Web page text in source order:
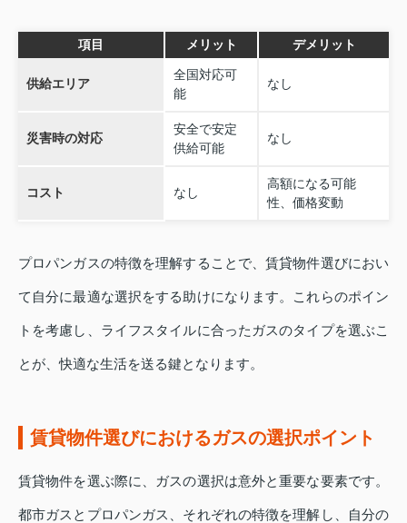
項目 メリット デメリット
供給エリア
全国対応可
能
なし
災害時の対応
安全で安定
供給可能
なし
コスト なし
高額になる可能
性、価格変動
プロパンガスの特徴を理解することで、賃貸物件選びにおい
て自分に最適な選択をする助けになります。これらのポイン
トを考慮し、ライフスタイルに合ったガスのタイプを選ぶこ
とが、快適な生活を送る鍵となります。
賃貸物件選びにおけるガスの選択ポイント
賃貸物件を選ぶ際に、ガスの選択は意外と重要な要素です。
都市ガスとプロパンガス、それぞれの特徴を理解し、自分の